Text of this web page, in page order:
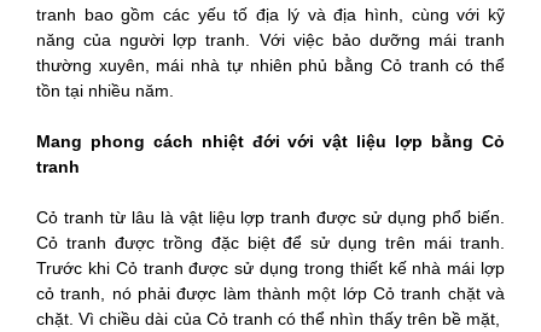
tranh bao gồm các yếu tố địa lý và địa hình, cùng với kỹ
năng của người lợp tranh. Với việc bảo dưỡng mái tranh
thường xuyên, mái nhà tự nhiên phủ bằng Cỏ tranh có thể
tồn tại nhiều năm.
Mang phong cách nhiệt đới với vật liệu lợp bằng Cỏ
tranh
Cỏ tranh từ lâu là vật liệu lợp tranh được sử dụng phổ biến.
Cỏ tranh được trồng đặc biệt để sử dụng trên mái tranh.
Trước khi Cỏ tranh được sử dụng trong thiết kế nhà mái lợp
cỏ tranh, nó phải được làm thành một lớp Cỏ tranh chặt và
chặt. Vì chiều dài của Cỏ tranh có thể nhìn thấy trên bề mặt,